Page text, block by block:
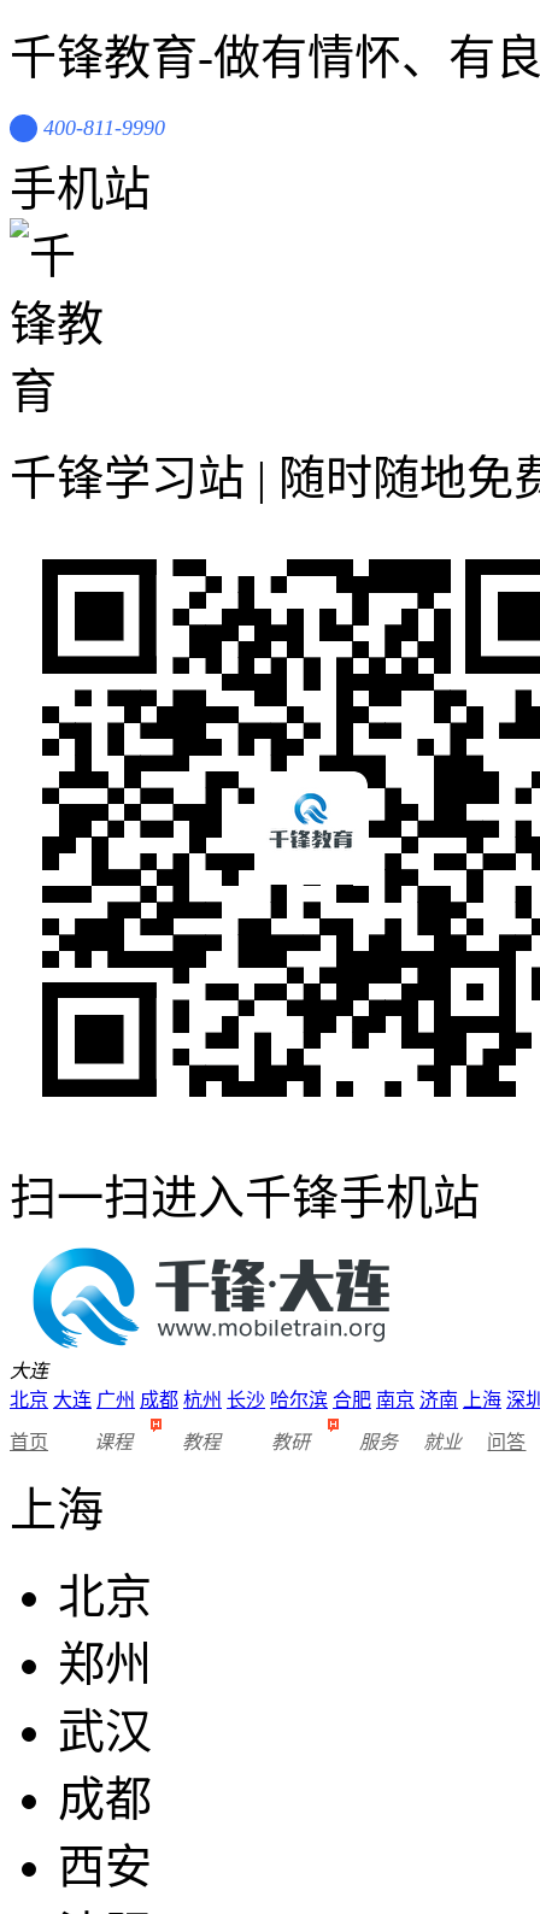
千锋教育-做有情怀、有
400-811-9990
手机站
千锋学习站 | 随时随地免
扫一扫进入千锋手机站
大连
北京 大连 广州 成都 杭州 长沙 哈尔滨 合肥 南京 济南 上海 深
首页 课程 教程 教研 服务 就业 问答
上海
北京
郑州
武汉
成都
西安